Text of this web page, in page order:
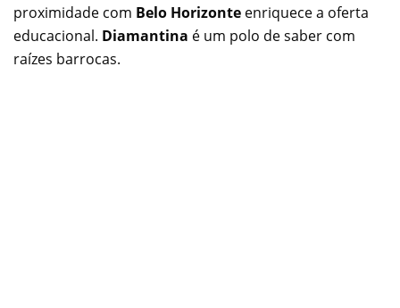
proximidade com Belo Horizonte enriquece a oferta
educacional. Diamantina é um polo de saber com
raízes barrocas.